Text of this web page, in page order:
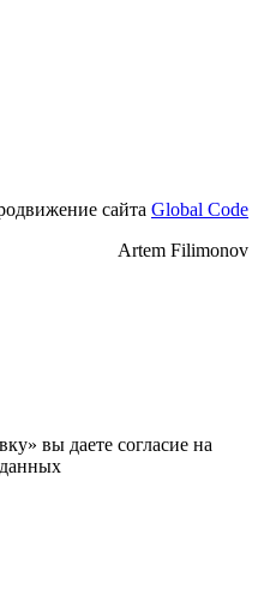
сайта Global Code
Artem Filimonov
вы даете согласие на